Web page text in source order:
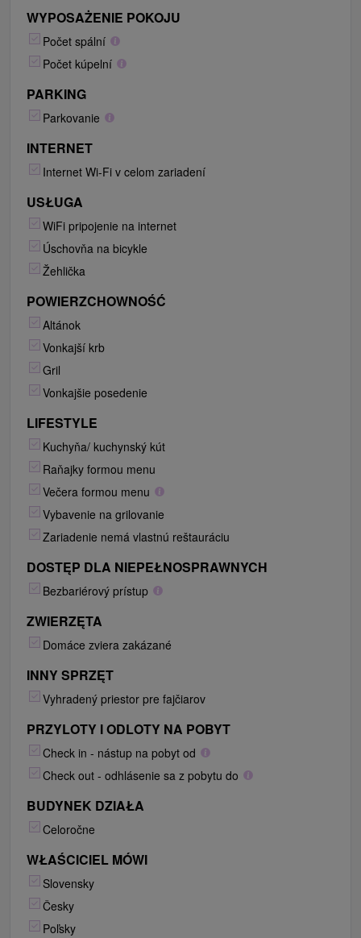
WYPOSAŻENIE POKOJU
Počet spální
Počet kúpelní
PARKING
Parkovanie
INTERNET
Internet Wi-Fi v celom zariadení
USŁUGA
WiFi pripojenie na internet
Úschovňa na bicykle
Žehlička
POWIERZCHOWNOŚĆ
Altánok
Vonkajší krb
Gril
Vonkajšie posedenie
LIFESTYLE
Kuchyňa/ kuchynský kút
Raňajky formou menu
Večera formou menu
Vybavenie na grilovanie
Zariadenie nemá vlastnú reštauráciu
DOSTĘP DLA NIEPEŁNOSPRAWNYCH
Bezbariérový prístup
ZWIERZĘTA
Domáce zviera zakázané
INNY SPRZĘT
Vyhradený priestor pre fajčiarov
PRZYLOTY I ODLOTY NA POBYT
Check in - nástup na pobyt od
Check out - odhlásenie sa z pobytu do
BUDYNEK DZIAŁA
Celoročne
WŁAŚCICIEL MÓWI
Slovensky
Česky
Poľsky